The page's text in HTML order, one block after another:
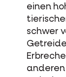
einen
schwer